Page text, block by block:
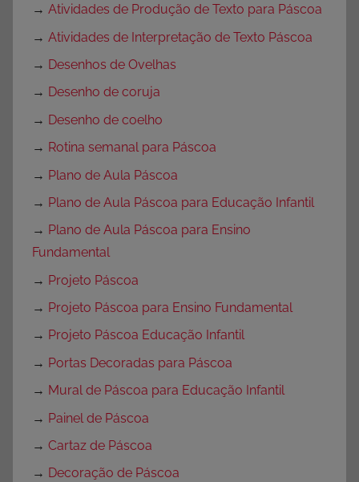
→ Atividades de Produção de Texto para Páscoa
→ Atividades de Interpretação de Texto Páscoa
→ Desenhos de Ovelhas
→ Desenho de coruja
→ Desenho de coelho
→ Rotina semanal para Páscoa
→ Plano de Aula Páscoa
→ Plano de Aula Páscoa para Educação Infantil
→ Plano de Aula Páscoa para Ensino
Fundamental
→ Projeto Páscoa
→ Projeto Páscoa para Ensino Fundamental
→ Projeto Páscoa Educação Infantil
→ Portas Decoradas para Páscoa
→ Mural de Páscoa para Educação Infantil
→ Painel de Páscoa
→ Cartaz de Páscoa
→ Decoração de Páscoa